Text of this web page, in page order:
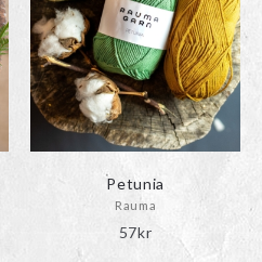
Petunia
Rauma
57kr